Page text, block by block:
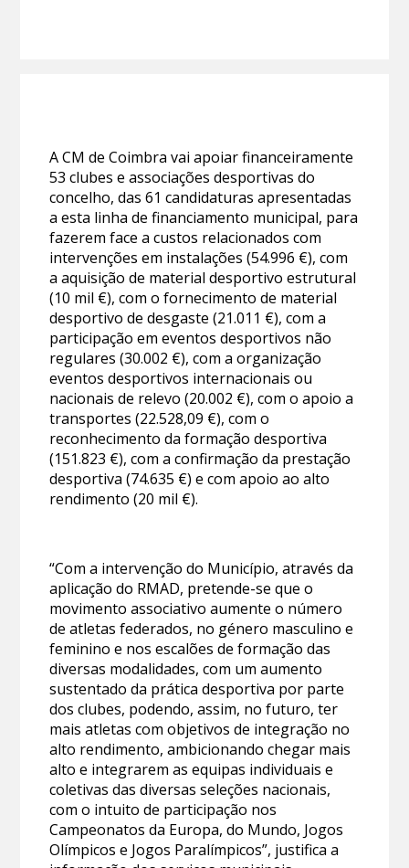
A CM de Coimbra vai apoiar financeiramente
53 clubes e associações desportivas do
concelho, das 61 candidaturas apresentadas
a esta linha de financiamento municipal, para
fazerem face a custos relacionados com
intervenções em instalações (54.996 €), com
a aquisição de material desportivo estrutural
(10 mil €), com o fornecimento de material
desportivo de desgaste (21.011 €), com a
participação em eventos desportivos não
regulares (30.002 €), com a organização
eventos desportivos internacionais ou
nacionais de relevo (20.002 €), com o apoio a
transportes (22.528,09 €), com o
reconhecimento da formação desportiva
(151.823 €), com a confirmação da prestação
desportiva (74.635 €) e com apoio ao alto
rendimento (20 mil €).
“Com a intervenção do Município, através da
aplicação do RMAD, pretende-se que o
movimento associativo aumente o número
de atletas federados, no género masculino e
feminino e nos escalões de formação das
diversas modalidades, com um aumento
sustentado da prática desportiva por parte
dos clubes, podendo, assim, no futuro, ter
mais atletas com objetivos de integração no
alto rendimento, ambicionando chegar mais
alto e integrarem as equipas individuais e
coletivas das diversas seleções nacionais,
com o intuito de participação nos
Campeonatos da Europa, do Mundo, Jogos
Olímpicos e Jogos Paralímpicos”, justifica a